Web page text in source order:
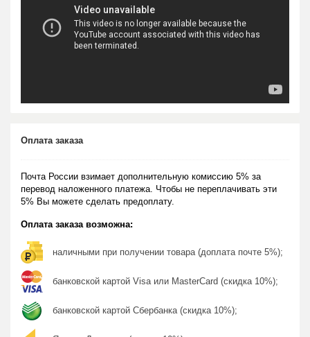
Оплата заказа
Почта России взимает дополнительную комиссию 5% за
перевод наложенного платежа. Чтобы не переплачивать эти
5% Вы можете сделать предоплату.
Оплата заказа возможна:
наличными при получении товара (доплата почте 5%);
банковской картой Visa или MasterCard (скидка 10%);
банковской картой Сбербанка (скидка 10%);